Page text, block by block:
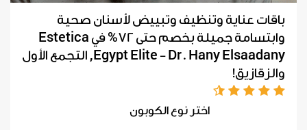
باقات عناية وتنظيف وتبييض لأسنان صحية
وابتسامة جميلة بخصم حتى 72% في Estetica
Egypt Elite - Dr. Hany Elsaadany, التجمع الأول
والزقازيق!
اختر نوع الكوبون